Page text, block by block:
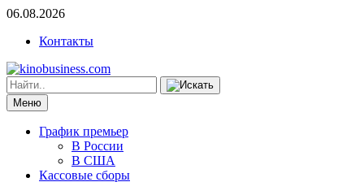
06.08.2026
Контакты
Меню
График премьер
В России
В США
Кассовые сборы